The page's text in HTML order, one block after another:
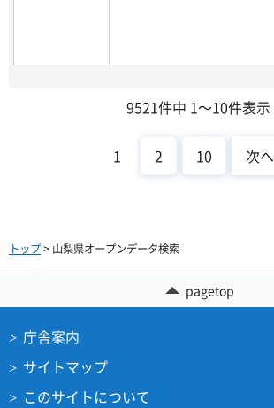
9521件中 1～10件表示
1 2 10 次へ
トップ> 山梨県オープンデータ検索
pagetop
庁舎案内
サイトマップ
このサイトについて